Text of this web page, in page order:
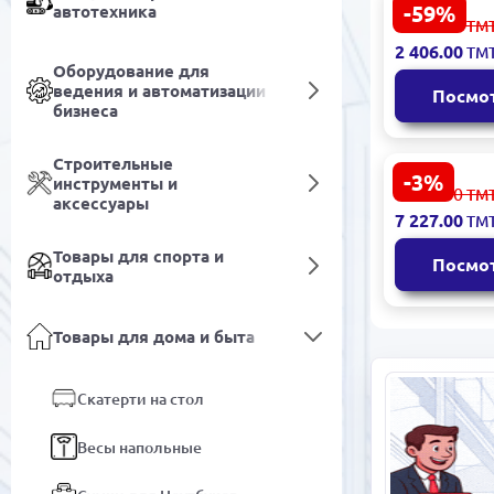
автотехника
Оборудование для
ведения и автоматизации
бизнеса
Строительные
инструменты и
аксессуары
Товары для спорта и
отдыха
Товары для дома и быта
Скатерти на стол
Весы напольные
-59%
LUCENTA
для ТВ-зоны
160x230 см
5 955.00
2 406.00
-3%
Abadan
gyzyl
большого
красный
7 500.00
7 227.00